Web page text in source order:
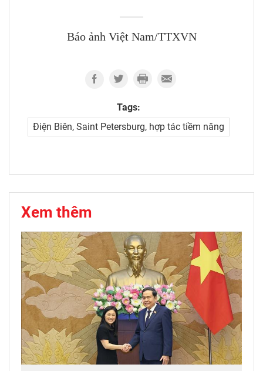
Báo ảnh Việt Nam/TTXVN
Tags:
Điện Biên, Saint Petersburg, hợp tác tiềm năng
Xem thêm